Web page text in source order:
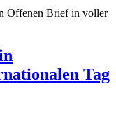
Offenen Brief in voller
Tag